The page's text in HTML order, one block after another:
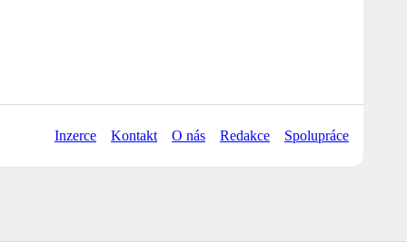
Inzerce Kontakt O nás Redakce Spolupráce